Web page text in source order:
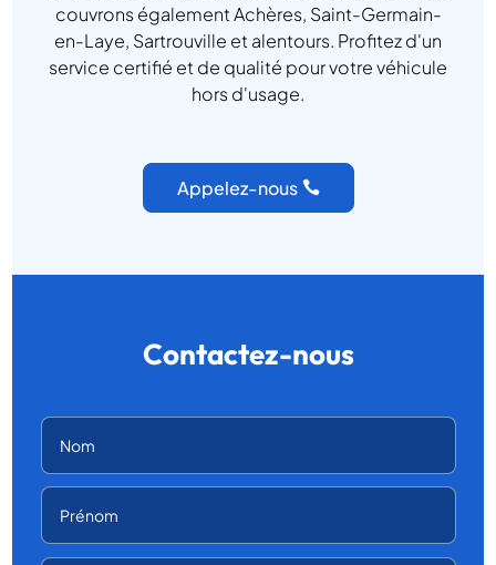
couvrons également Achères, Saint-Germain-
en-Laye, Sartrouville et alentours. Profitez d'un
service certifié et de qualité pour votre véhicule
hors d'usage.
Appelez-nous
Contactez-nous